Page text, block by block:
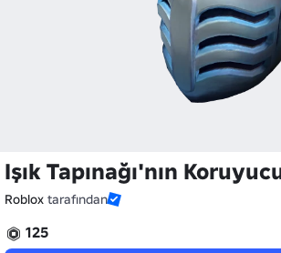
Işık Tapınağı'nın
Roblox tarafından
125